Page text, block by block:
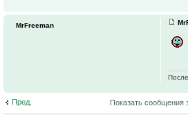
MrFreeman
Пред. Показать сообщения